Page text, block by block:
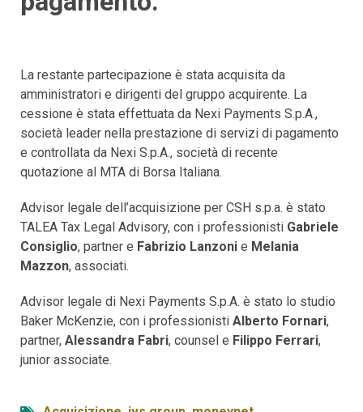
La restante partecipazione è stata acquisita da
amministratori e dirigenti del gruppo acquirente. La
cessione è stata effettuata da Nexi Payments S.p.A.,
società leader nella prestazione di servizi di pagamento
e controllata da Nexi S.p.A., società di recente
quotazione al MTA di Borsa Italiana.
Advisor legale dell’acquisizione per CSH s.p.a. è stato
TALEA Tax Legal Advisory, con i professionisti Gabriele
Consiglio, partner e Fabrizio Lanzoni e Melania
Mazzon, associati.
Advisor legale di Nexi Payments S.p.A. è stato lo studio
Baker McKenzie, con i professionisti Alberto Fornari,
partner, Alessandra Fabri, counsel e Filippo Ferrari,
junior associate.